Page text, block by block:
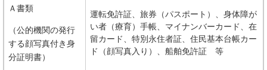
Ａ書類
（公的機関の発行
する顔写真付き身
分証明書）
運転免許証、旅券（パスポート）、身体障が
い者（療育）手帳、マイナンバーカード、在
留カード、特別永住者証、住民基本台帳カー
ド（顔写真入り）、船舶免許証 等